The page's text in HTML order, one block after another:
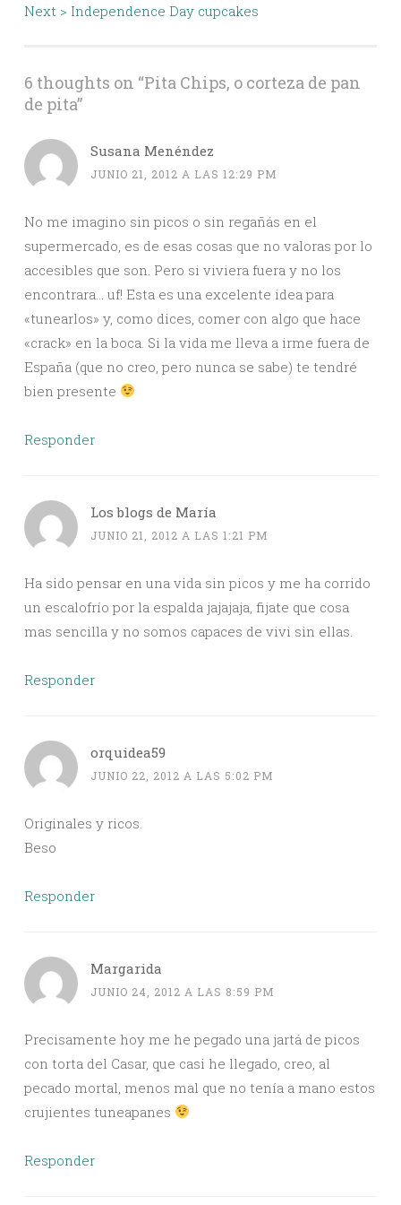
Next > Independence Day cupcakes
6 thoughts on “Pita Chips, o corteza de pan
de pita”
Susana Menéndez
JUNIO 21, 2012 A LAS 12:29 PM
No me imagino sin picos o sin regañás en el
supermercado, es de esas cosas que no valoras por lo
accesibles que son. Pero si viviera fuera y no los
encontrara… uf! Esta es una excelente idea para
«tunearlos» y, como dices, comer con algo que hace
«crack» en la boca. Si la vida me lleva a irme fuera de
España (que no creo, pero nunca se sabe) te tendré
bien presente
Responder
Los blogs de María
JUNIO 21, 2012 A LAS 1:21 PM
Ha sido pensar en una vida sin picos y me ha corrido
un escalofrío por la espalda jajajaja, fijate que cosa
mas sencilla y no somos capaces de vivi sin ellas.
Responder
orquidea59
JUNIO 22, 2012 A LAS 5:02 PM
Originales y ricos.
Beso
Responder
Margarida
JUNIO 24, 2012 A LAS 8:59 PM
Precisamente hoy me he pegado una jartá de picos
con torta del Casar, que casi he llegado, creo, al
pecado mortal, menos mal que no tenía a mano estos
crujientes tuneapanes
Responder